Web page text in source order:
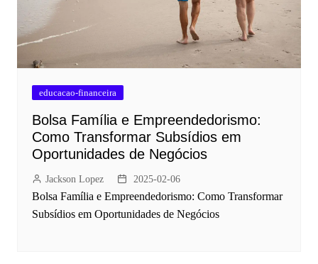
educacao-financeira
Bolsa Família e Empreendedorismo:
Como Transformar Subsídios em
Oportunidades de Negócios
Jackson Lopez 2025-02-06
Bolsa Família e Empreendedorismo: Como Transformar
Subsídios em Oportunidades de Negócios